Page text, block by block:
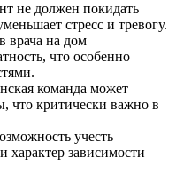
не должен покидать
стресс и тревогу.
врача на дом
что особенно
команда может
что критически важно в
учесть
характер зависимости